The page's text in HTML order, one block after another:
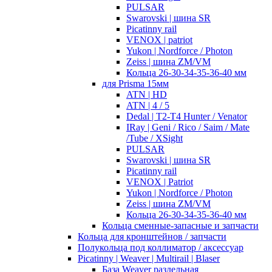
PULSAR
Swarovski | шина SR
Picatinny rail
VENOX | patriot
Yukon | Nordforce / Photon
Zeiss | шина ZM/VM
Кольца 26-30-34-35-36-40 мм
для Prisma 15мм
ATN | HD
ATN | 4 / 5
Dedal | T2-T4 Hunter / Venator
IRay | Geni / Rico / Saim / Mate
/Tube / XSight
PULSAR
Swarovski | шина SR
Picatinny rail
VENOX | Patriot
Yukon | Nordforce / Photon
Zeiss | шина ZM/VM
Кольца 26-30-34-35-36-40 мм
Кольца сменные-запасные и запчасти
Кольца для кронштейнов / запчасти
Полукольца под коллиматор / аксессуар
Picatinny | Weaver | Multirail | Blaser
База Weaver раздельная